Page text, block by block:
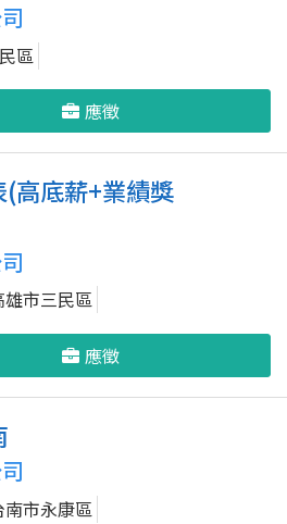
區
應徵
(高底薪+業績獎
雄市三民區
應徵
南市永康區